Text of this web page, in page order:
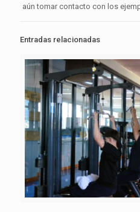
aún tomar contacto con los
Entradas relacionadas